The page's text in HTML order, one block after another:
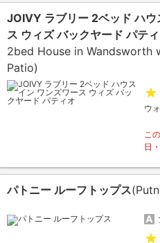
JOIVY ラブリー 2ベッド ハウ
ス ウィズ バックヤード パテ
2bed House in Wandsworth
Patio)
ウ
こ
日
パトニー ルーフトップス